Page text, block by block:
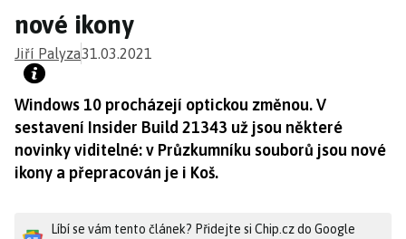
nové ikony
Jiří Palyza31.03.2021
Windows 10 procházejí optickou změnou. V
sestavení Insider Build 21343 už jsou některé
novinky viditelné: v Průzkumníku souborů jsou nové
ikony a přepracován je i Koš.
Líbí se vám tento článek? Přidejte si Chip.cz do Google